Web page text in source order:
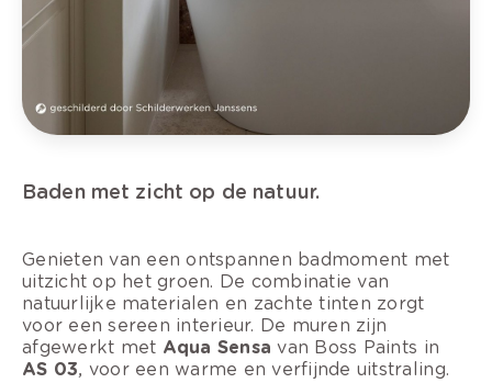
Baden met zicht op de natuur.
Genieten van een ontspannen badmoment met
uitzicht op het groen. De combinatie van
natuurlijke materialen en zachte tinten zorgt
voor een sereen interieur. De muren zijn
afgewerkt met Aqua Sensa van Boss Paints in
AS 03, voor een warme en verfijnde uitstraling.